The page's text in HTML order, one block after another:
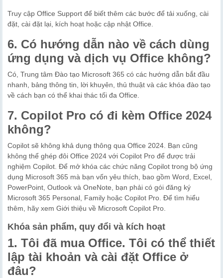
Truy cập Office Support để biết thêm các bước để tải xuống, cài
đặt, cài đặt lại, kích hoạt hoặc cập nhật Office.
6. Có hướng dẫn nào về cách dùng
ứng dụng và dịch vụ Office không?
Có, Trung tâm Đào tạo Microsoft 365 có các hướng dẫn bắt đầu
nhanh, bảng thông tin, lời khuyên, thủ thuật và các khóa đào tạo
về cách bạn có thể khai thác tối đa Office.
7. Copilot Pro có đi kèm Office 2024
không?
Copilot sẽ không khả dụng thông qua Office 2024. Bạn cũng
không thể ghép đôi Office 2024 với Copilot Pro để được trải
nghiệm Copilot. Để mở khóa các chức năng Copilot trong bộ ứng
dụng Microsoft 365 mà bạn vốn yêu thích, bao gồm Word, Excel,
PowerPoint, Outlook và OneNote, bạn phải có gói đăng ký
Microsoft 365 Personal, Family hoặc Copilot Pro. Để tìm hiểu
thêm, hãy xem Giới thiệu về Microsoft Copilot Pro.
Khóa sản phẩm, quy đổi và kích hoạt
1. Tôi đã mua Office. Tôi có thể thiết
lập tài khoản và cài đặt Office ở
đâu?